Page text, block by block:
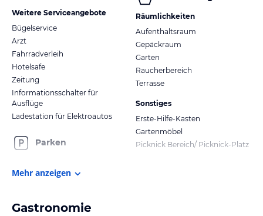
Weitere Serviceangebote
Bügelservice
Arzt
Fahrradverleih
Hotelsafe
Zeitung
Informationsschalter für
Ausflüge
Ladestation für Elektroautos
Parken
Räumlichkeiten
Aufenthaltsraum
Gepäckraum
Garten
Raucherbereich
Terrasse
Sonstiges
Erste-Hilfe-Kasten
Gartenmöbel
Picknick Bereich/ Picknick-Platz
Mehr anzeigen
Gastronomie